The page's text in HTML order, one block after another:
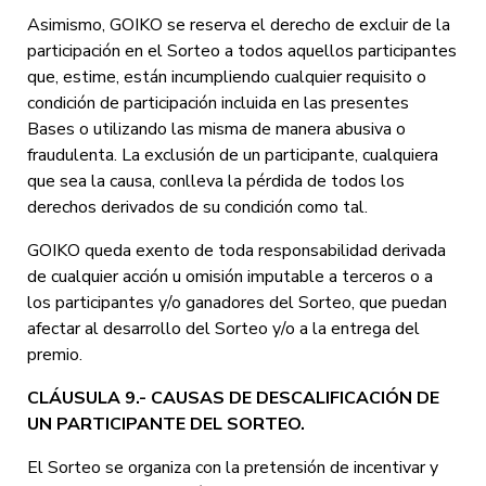
Asimismo, GOIKO se reserva el derecho de excluir de la
participación en el Sorteo a todos aquellos participantes
que, estime, están incumpliendo cualquier requisito o
condición de participación incluida en las presentes
Bases o utilizando las misma de manera abusiva o
fraudulenta. La exclusión de un participante, cualquiera
que sea la causa, conlleva la pérdida de todos los
derechos derivados de su condición como tal.
GOIKO queda exento de toda responsabilidad derivada
de cualquier acción u omisión imputable a terceros o a
los participantes y/o ganadores del Sorteo, que puedan
afectar al desarrollo del Sorteo y/o a la entrega del
premio.
CLÁUSULA 9.- CAUSAS DE DESCALIFICACIÓN DE
UN PARTICIPANTE DEL SORTEO.
El Sorteo se organiza con la pretensión de incentivar y